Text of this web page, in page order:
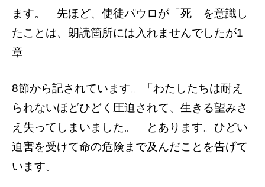
ます。
先ほど、使徒パウロが「死」を意識し
たこ とは、朗読箇所には入れませんでしたが1
章
8節から記されています。
「わたしたちは耐え
られないほどひどく圧迫されて、生きる望みさ
え失ってしまいました。」とあります。ひどい
迫害を受けて命の危険まで及んだことを告げて
います。